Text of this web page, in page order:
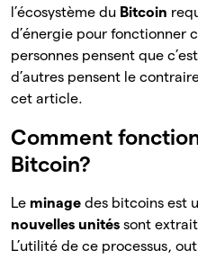
l’écosystème du Bitcoin
d’énergie pour fonctionner
personnes pensent que
d’autres pensent le
cet article.
Comment
Bitcoin?
Le minage des bitcoins est
nouvelles unités sont
L’utilité de ce processus,